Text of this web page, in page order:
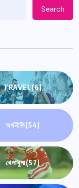
Search
TRAVEL(6)
অর্থনীতি(54)
খেলাধুলা(57)